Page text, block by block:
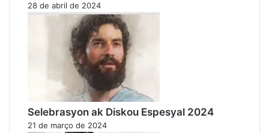
28 de abril de 2024
Selebrasyon ak Diskou Espesyal 2024
21 de março de 2024